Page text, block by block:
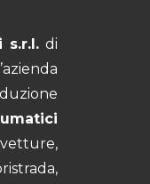
s.r.l.di